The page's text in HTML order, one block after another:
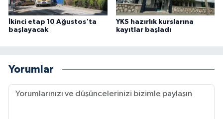
İkinci etap 10 Ağustos'ta
başlayacak
YKS hazırlık kurslarına
kayıtlar başladı
Yorumlar